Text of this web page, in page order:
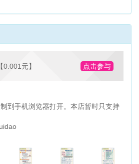
元】 点击参与
到手机浏览器打开。本店暂时只支持